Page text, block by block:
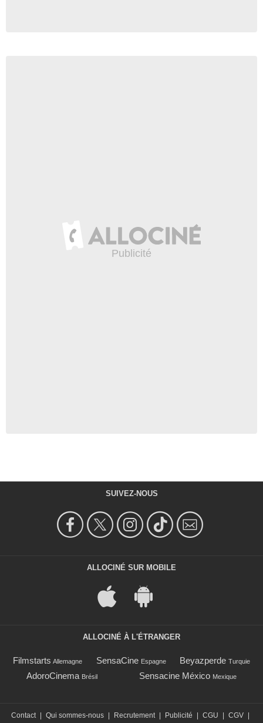
SUIVEZ-NOUS
ALLOCINÉ SUR MOBILE
ALLOCINÉ À L'ÉTRANGER
Filmstarts Allemagne SensaCine Espagne Beyazperde Turquie
AdoroCinema Brésil Sensacine México Mexique
Contact Qui sommes-nous Recrutement Publicité CGU CGV